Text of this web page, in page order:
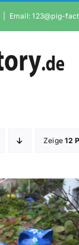
Email: 123@pig-
Zeige12